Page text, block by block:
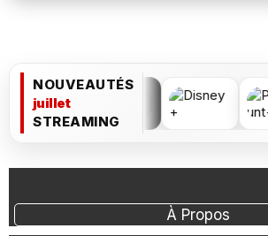
NOUVEAUTÉS
juillet
STREAMING
À Propos